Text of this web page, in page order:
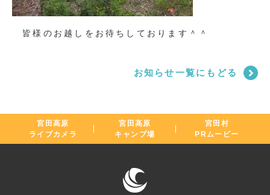
皆様のお越しをお待ちしております＾＾
お知らせ一覧にもどる
宮田高原
ライブカメラ
宮田高原
キャンプ場
宮田村
PRムービー